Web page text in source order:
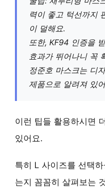
력이 좋고 턱선까지
이 덜해요.
또한, KF94 인증을
효과가 뛰어나니 꼭
정준호 마스크는 디
제품으로 알려져 있
이런 팁들 활용하시면
있어요.
특히 L 사이즈를 선택
는지 꼼꼼히 살펴보는